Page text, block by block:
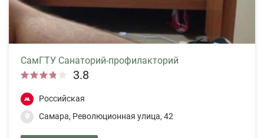
СамГТУ Санаторий-профилакторий
3.8
Российская
Самара, Революционная улица, 42